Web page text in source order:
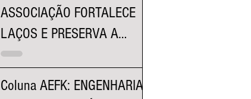
ASSOCIAÇÃO FORTALECE
LAÇOS E PRESERVA A
HISTÓRIA DA FACULDADE
Coluna AEFK: ENGENHARIA